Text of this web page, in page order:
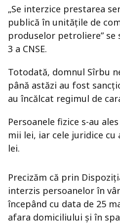
„Se interzice prestarea
publică în unitățile de
produselor petroliere” se
3 a CNSE.
Totodată, domnul Sîrbu
până astăzi au fost
au încălcat regimul de
Persoanele fizice s-au
mii lei, iar cele juridice cu
lei.
Precizăm că prin
interzis persoanelor în
începând cu data de 25
afara domiciliului și în